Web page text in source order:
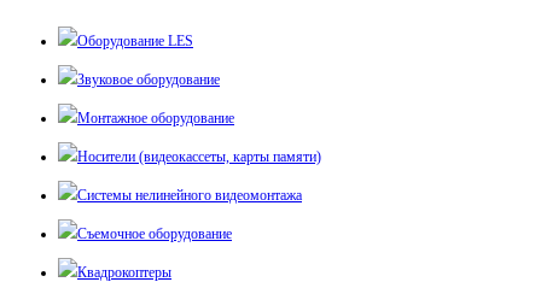
Оборудование LES
Звуковое оборудование
Монтажное оборудование
Носители (видеокассеты, карты памяти)
Системы нелинейного видеомонтажа
Съемочное оборудование
Квадрокоптеры